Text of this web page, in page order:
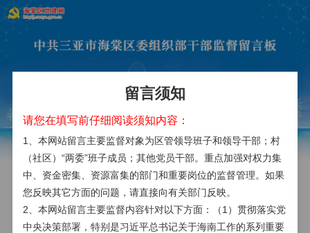
留言人信息 (如匿名反映可不填写)
实名留言 匿名留言
* 姓名
身份证号
留言须知
请您在填写前仔细阅读须知内容：
1、本网站留言主要监督对象为区管领导班子和领导干部；村
（社区）“两委”班子成员；其他党员干部。重点加强对权力集
中、资金密集、资源富集的部门和重要岗位的监督管理。如果
您反映其它方面的问题，请直接向有关部门反映。
2、本网站留言主要监督内容针对以下方面：（1）贯彻落实党
中央决策部署，特别是习近平总书记关于海南工作的系列重要